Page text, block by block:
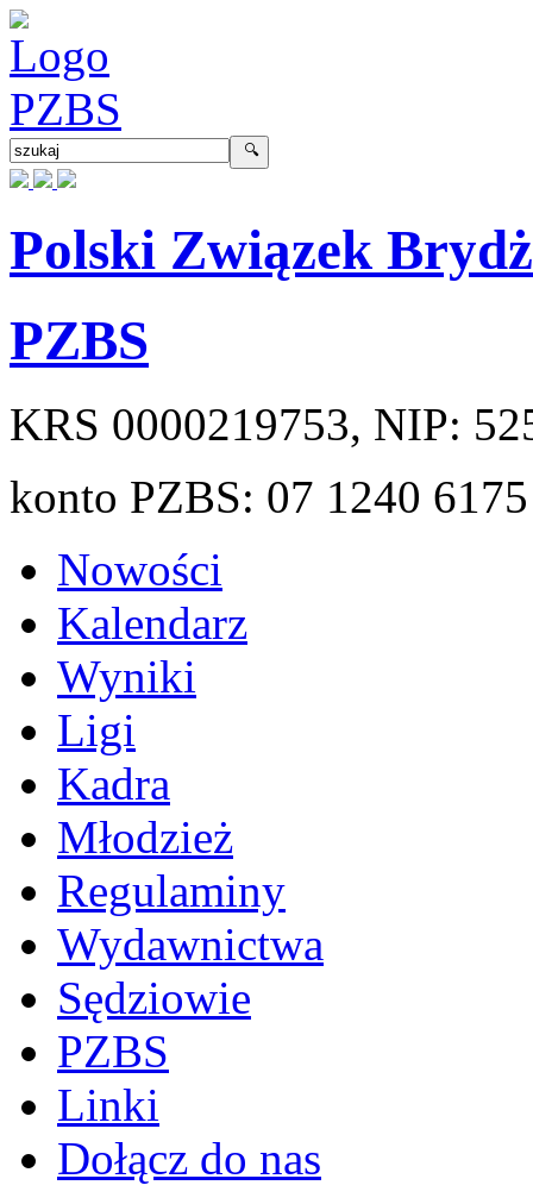
Polski Związek
PZBS
KRS 0000219753, NIP:
konto PZBS: 07 1240
Nowości
Kalendarz
Wyniki
Ligi
Kadra
Młodzież
Regulaminy
Wydawnictwa
Sędziowie
PZBS
Linki
Dołącz do nas